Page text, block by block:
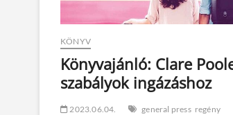
KÖNYV
Könyvajánló: Clare
szabályok ingázáshoz
2023.06.04. general press regény